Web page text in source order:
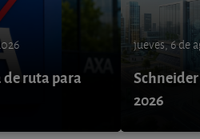
ruta para
jueves, 6 de
2026